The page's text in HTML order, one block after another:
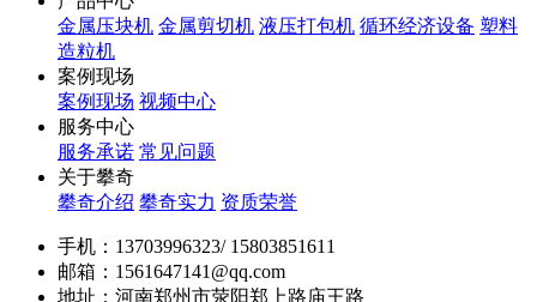
金属压块机 金属剪切机 液压打包机 循环经济设备 塑料
造粒机
案例现场
案例现场 视频中心
服务中心
服务承诺 常见问题
关于攀奇
攀奇介绍 攀奇实力 资质荣誉
手机：13703996323/ 15803851611
邮箱：1561647141@qq.com
地址：河南郑州市荥阳郑上路庙王路